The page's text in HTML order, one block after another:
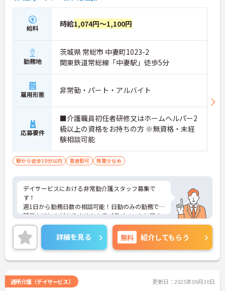
給料 時給1,074円～1,100円
勤務地
茨城県 常総市 中妻町1023-2
関東鉄道常総線「中妻駅」徒歩5分
雇用形態 非常勤・パート・アルバイト
応募要件
■介護職員初任者研修又はホームヘルパー2
級以上の資格をお持ちの方 ※無資格・未経
験相談可能
駅から徒歩10分以内 車通勤可 残業少なめ
デイサービスにおける非常勤介護スタッフ募集で
す！
週1日から勤務日数の相談可能！日勤のみの勤務で
残業もほとんどありませんのでプライベートと両立
しながらの勤務が可能です！
ご興味ある方には、面接のポイントなど、さらに詳
細をお話致しますのでお気軽にご相談ください。
詳細を見る 無料 紹介してもらう
通所介護（デイサービス） 更新日：2025年09月30日